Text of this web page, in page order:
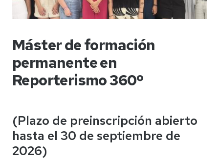
Máster de formación
permanente en
Reporterismo 360º
(Plazo de preinscripción abierto
hasta el 30 de septiembre de
2026)